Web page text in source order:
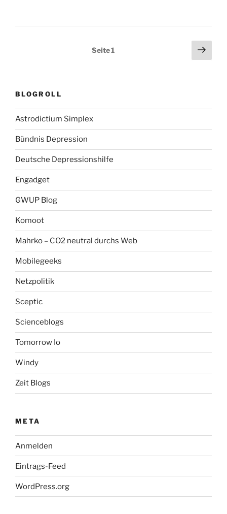
Seitennummerierung
Seite1
BLOGROLL
Astrodictium Simplex
Bündnis Depression
Deutsche Depressionshilfe
Engadget
GWUP Blog
Komoot
Mahrko – CO2 neutral durchs Web
Mobilegeeks
Netzpolitik
Sceptic
Scienceblogs
Tomorrow Io
Windy
Zeit Blogs
META
Anmelden
Eintrags-Feed
WordPress.org